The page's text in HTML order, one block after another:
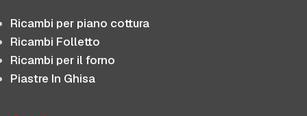
Ricambi per piano cottura
Ricambi Folletto
Ricambi per il forno
Piastre In Ghisa